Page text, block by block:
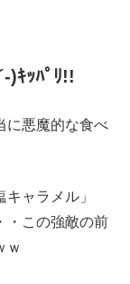
)ｷｯﾊﾟﾘ!!
に悪魔的な食べ
ャラメル」
・この強敵の前
ｗ